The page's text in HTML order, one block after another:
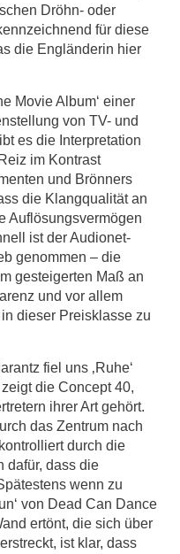
Dröhn- oder
für diese
die Engländerin hier
Movie Album‘ einer
von TV- und
es die Interpretation
im Kontrast
und Brönners
die Klangqualität an
Auflösungsvermögen
ist der Audionet-
genommen – die
gesteigerten Maß an
und vor allem
dieser Preisklasse zu
fiel uns ‚Ruhe‘
die Concept 40,
ihrer Art gehört.
das Zentrum nach
durch die
dafür, dass die
wenn zu
von Dead Can Dance
ertönt, die sich über
ist klar, dass